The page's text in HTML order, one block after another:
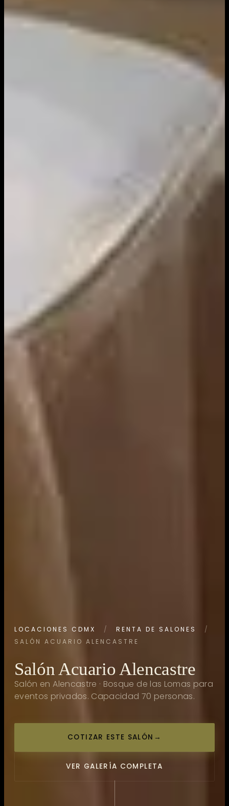
LOCACIONES CDMX / RENTA DE SALONES
/
SALÓN ACUARIO ALENCASTRE
Salón Acuario Alencastre
Salón en Alencastre · Bosque de las Lomas para
eventos privados. Capacidad 70 personas.
COTIZAR ESTE SALÓN →
VER GALERÍA COMPLETA